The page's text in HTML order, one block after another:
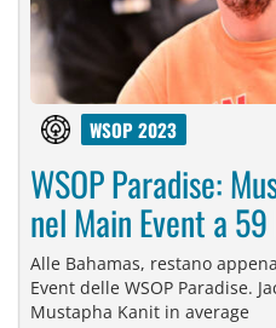
WSOP 2023
WSOP Paradise:
nel Main Event a
Alle Bahamas, restano
Event delle WSOP Paradise.
Mustapha Kanit in average